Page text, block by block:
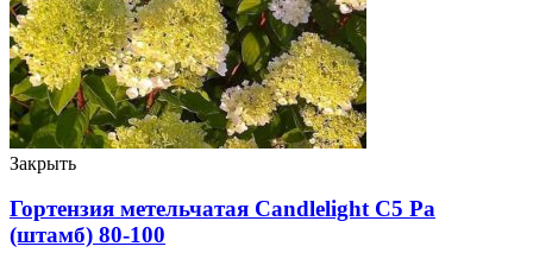
Закрыть
Гортензия метельчатая Candlelight C5 Ра
(штамб) 80-100